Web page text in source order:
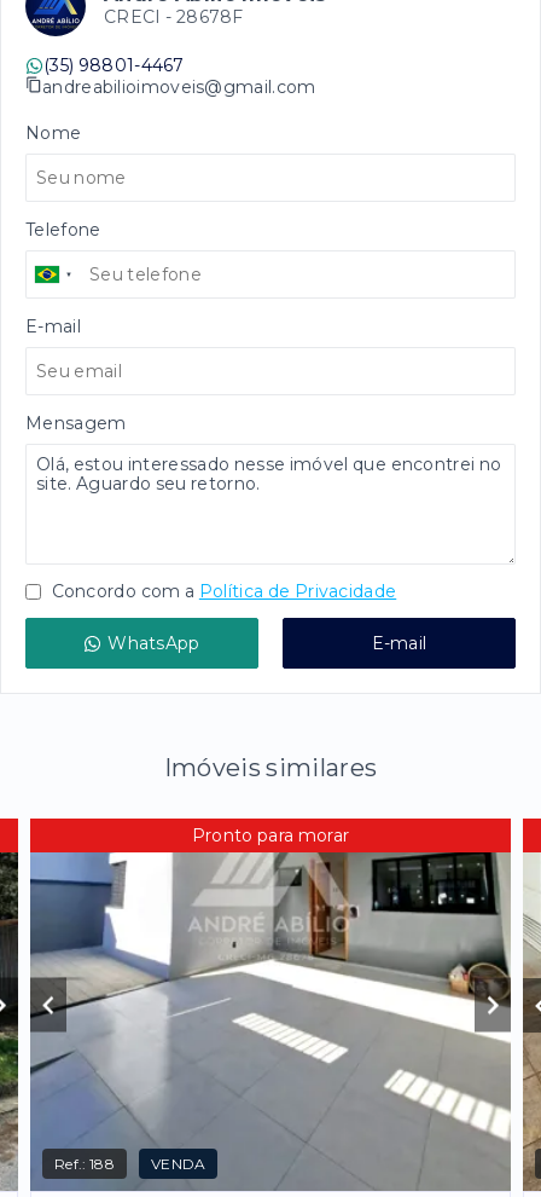
CRECI - 28678F
(35) 98801-4467
andreabilioimoveis@gmail.com
Nome
Telefone
E-mail
Mensagem
Concordo com a Política de Privacidade
WhatsApp E-mail
Imóveis similares
Pronto para morar
Ref.:188 VENDA